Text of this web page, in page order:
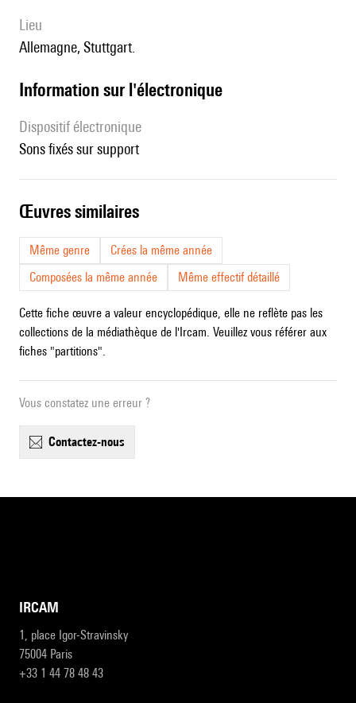
lieu
Allemagne, Stuttgart.
Information sur l'électronique
Dispositif électronique
sons fixés sur support
œuvres similaires
Même genre
Crées la même année
Composées la même année
Même effectif détaillé
Cette fiche œuvre a valeur encyclopédique, elle ne reflète pas les
collections de la médiathèque de l'Ircam. Veuillez vous référer aux
fiches "partitions".
Vous constatez une erreur ?
contactez-nous
IRCAM
1, place Igor-Stravinsky
75004 Paris
+33 1 44 78 48 43